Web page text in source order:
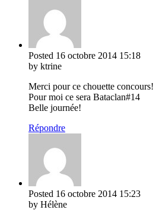
Posted 16 octobre 2014 15:18
by ktrine
Merci pour ce chouette concours!
Pour moi ce sera Bataclan#14
Belle journée!
Répondre
Posted 16 octobre 2014 15:23
by Hélène